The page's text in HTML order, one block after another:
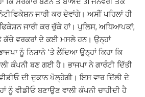
ਜਾਰੀ ਕਰ ਦੇਵਾਂਗੇ। ਅਸੀਂ ਪਹਿਲਾਂ ਹੀ
ਜਾਰੀ ਕਰ ਚੁੱਕੇ ਹਾਂ। ਪੁਲਿਸ, ਅਧਿਆਪਕਾਂ,
ਕੱਚੇ ਵਰਕਰਾਂ ਦੇ ਕਈ ਮਸਲੇ ਹਨ। ਉਨ੍ਹਾਂ
ਨੂੰ ਨਿਸ਼ਾਨੇ ‘ਤੇ ਲੈਂਦਿਆ ਉਨ੍ਹਾਂ ਕਿਹਾ ਕਿ
ਕੰਪਨੀ ਬਣ ਗਈ ਹੈ। ਭਾਜਪਾ ਨੇ ਗਾਰੰਟੀ ਦਿੱਤੀ
ਦੀ ਦੁਕਾਨ ਖੋਲ੍ਹੇਗੀ। ਇਸ ਵਾਰ ਦਿੱਲੀ ਦੇ
ਨੂੰ ਵੀਡੀਓ ਬਣਾਉਣ ਵਾਲੀ ਕੰਪਨੀ ਚਾਹੀਦੀ ਹੈ